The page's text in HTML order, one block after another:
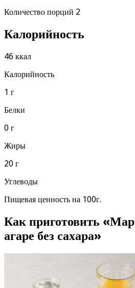
Количество порций 2
Калорийность
46 ккал
Калорийность
1 г
Белки
0 г
Жиры
20 г
Углеводы
Пищевая ценность на 100г.
Как приготовить
агаре без сахара»